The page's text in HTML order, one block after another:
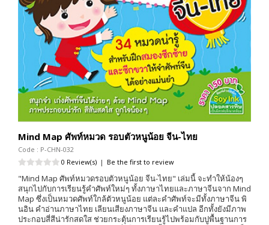
Mind Map ศัพท์หมวด รอบตัวหนูน้อย จีน-ไทย
Code : P-CHN-032
0 Review(s) | Be the first to review
"Mind Map ศัพท์หมวดรอบตัวหนูน้อย จีน-ไทย" เล่มนี้ จะทำให้น้องๆ
สนุกไปกับการเรียนรู้คำศัพท์ใหม่ๆ ทั้งภาษาไทยและภาษาจีนจาก Mind
Map ซึ่งเป็นหมวดศัพท์ใกล้ตัวหนูน้อย แต่ละคำศัพท์จะมีทั้งภาษาจีน พิ
นอิน คำอ่านภาษาไทย เลียนเสียงภาษาจีน และคำแปล อีกทั้งยังมีภาพ
ประกอบสี่สีน่ารักสดใส ช่วยกระตุ้นการเรียนรู้ไปพร้อมกับปูพื้นฐานการ